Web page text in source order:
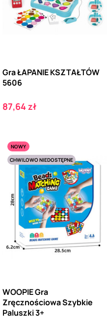
Gra ŁAPANIE KSZTAŁTÓW
5606
Cena
87,64 zł
NOWY
CHWILOWO NIEDOSTĘPNE
WOOPIE Gra
Zręcznościowa Szybkie
Paluszki 3+